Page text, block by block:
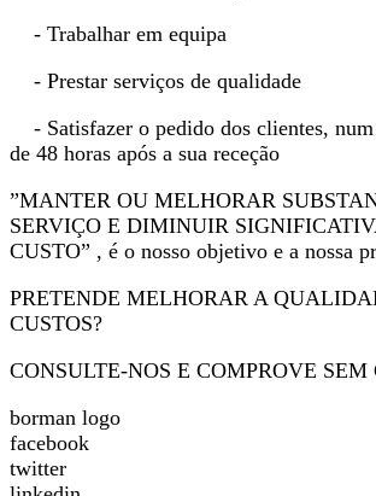
- Trabalhar em equipa
- Prestar serviços de qualidade
- Satisfazer o pedido dos clientes,
de 48 horas após a sua receção
”MANTER OU MELHORAR
SERVIÇO E DIMINUIR
CUSTO” , é o nosso objetivo e a nossa
PRETENDE MELHORAR A
CUSTOS?
CONSULTE-NOS E COMPROVE SEM
borman logo
facebook
twitter